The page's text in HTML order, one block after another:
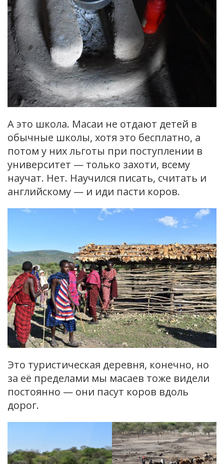
А это школа. Масаи не отдают детей в
обычные школы, хотя это бесплатно, а
потом у них льготы при поступлении в
университет — только захоти, всему
научат. Нет. Научился писать, считать и
английскому — и иди пасти коров.
Это туристическая деревня, конечно, но
за её пределами мы масаев тоже видели
постоянно — они пасут коров вдоль
дорог.